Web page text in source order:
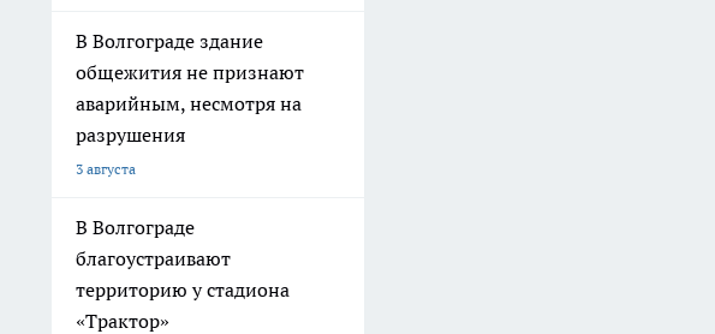
В Волгограде здание
общежития не признают
аварийным, несмотря на
разрушения
3 августа
В Волгограде
благоустраивают
территорию у стадиона
«Трактор»